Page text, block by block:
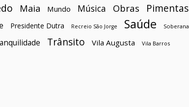
Maia Mundo Música Obras Pimentas
Presidente Dutra Recreio São Jorge Saúde Soberana
Trânsito Vila Augusta Vila Barros